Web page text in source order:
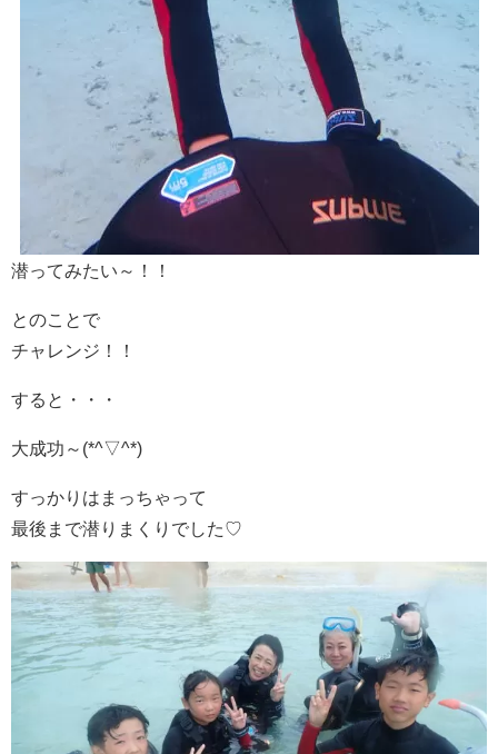
潜ってみたい～！！
とのことで
チャレンジ！！
すると・・・
大成功～(*^▽^*)
すっかりはまっちゃって
最後まで潜りまくりでした♡